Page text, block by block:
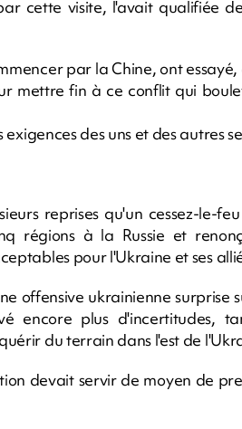
cette visite, l'avait qualifiée
par la Chine, ont
mettre fin à ce conflit qui
des uns et des autres
reprises qu'un cessez-le-
régions à la Russie et
pour l'Ukraine et ses
offensive ukrainienne surprise
encore plus d'incertitudes,
du terrain dans l'est de
devait servir de moyen de